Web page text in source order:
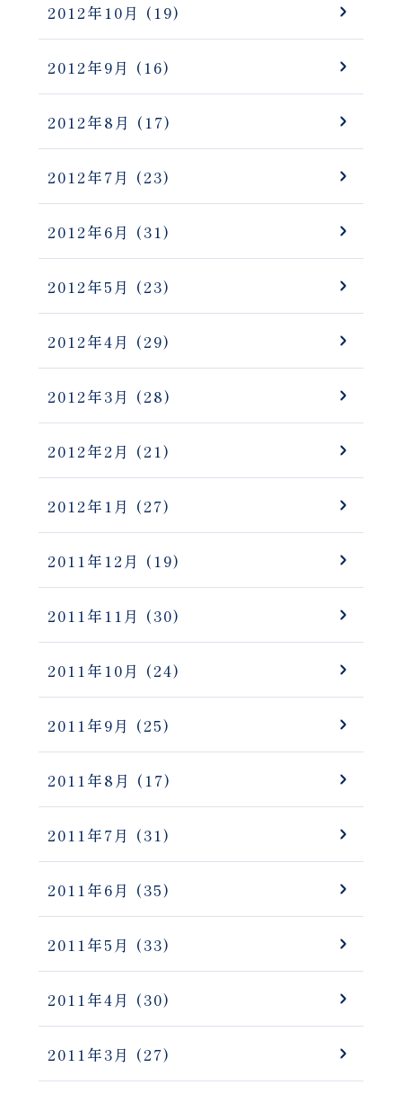
2012年10月 (19)
2012年9月 (16)
2012年8月 (17)
2012年7月 (23)
2012年6月 (31)
2012年5月 (23)
2012年4月 (29)
2012年3月 (28)
2012年2月 (21)
2012年1月 (27)
2011年12月 (19)
2011年11月 (30)
2011年10月 (24)
2011年9月 (25)
2011年8月 (17)
2011年7月 (31)
2011年6月 (35)
2011年5月 (33)
2011年4月 (30)
2011年3月 (27)